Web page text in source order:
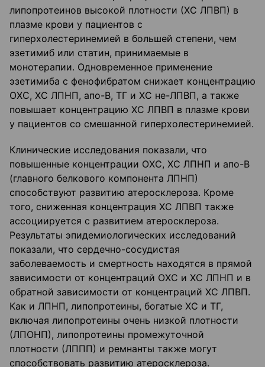
липопротеинов высокой плотности (ХС ЛПВП) в
плазме крови у пациентов с
гиперхолестеринемией в большей степени, чем
эзетимиб или статин, принимаемые в
монотерапии. Одновременное применение
эзетимиба с фенофибратом снижает концентрацию
ОХС, ХС ЛПНП, апо-В, ТГ и ХС не-ЛПВП, а также
повышает концентрацию ХС ЛПВП в плазме крови
у пациентов со смешанной гиперхолестеринемией.
Клинические исследования показали, что
повышенные концентрации ОХС, ХС ЛПНП и апо-В
(главного белкового компонента ЛПНП)
способствуют развитию атеросклероза. Кроме
того, сниженная концентрация ХС ЛПВП также
ассоциируется с развитием атеросклероза.
Результаты эпидемиологических исследований
показали, что сердечно-сосудистая
заболеваемость и смертность находятся в прямой
зависимости от концентраций ОХС и ХС ЛПНП и в
обратной зависимости от концентраций ХС ЛПВП.
Как и ЛПНП, липопротеины, богатые ХС и ТГ,
включая липопротеины очень низкой плотности
(ЛПОНП), липопротеины промежуточной
плотности (ЛППП) и ремнанты также могут
способствовать развитию атеросклероза.